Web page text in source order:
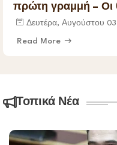
πρώτη γραμμή – Οι
ευθύνες δεν
Δευτέρα, Αυγούστου
Read More
Τοπικά Νέα